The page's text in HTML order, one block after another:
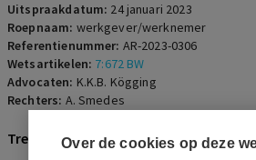
Over de cookies op deze
Uitspraakdatum: 24 januari 2023
Roepnaam: werkgever/werknemer
Referentienummer: AR-2023-0306
Wetsartikelen: 7:672 BW
Advocaten: K.K.B. Kögging
Rechters: A. Smedes
Trefwoorden